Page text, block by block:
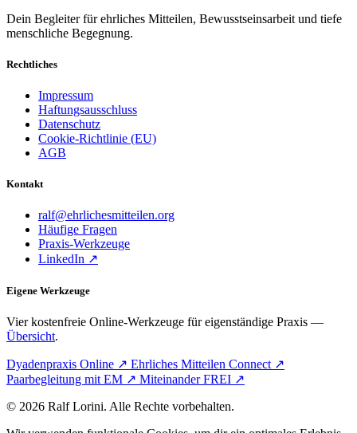
Dein Begleiter für ehrliches Mitteilen, Bewusstseinsarbeit und tiefe
menschliche Begegnung.
Rechtliches
Impressum
Haftungsausschluss
Datenschutz
Cookie-Richtlinie (EU)
AGB
Kontakt
ralf@ehrlichesmitteilen.org
Häufige Fragen
Praxis-Werkzeuge
LinkedIn ↗
Eigene Werkzeuge
Vier kostenfreie Online-Werkzeuge für eigenständige Praxis —
Übersicht.
Dyadenpraxis Online ↗ Ehrliches Mitteilen Connect ↗
Paarbegleitung mit EM ↗ Miteinander FREI ↗
© 2026 Ralf Lorini. Alle Rechte vorbehalten.